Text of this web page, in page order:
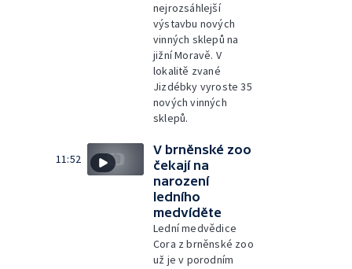
nejrozsáhlejší
výstavbu nových
vinných sklepů na
jižní Moravě. V
lokalitě zvané
Jizdébky vyroste 35
nových vinných
sklepů.
11:52
V brněnské zoo
čekají na
narození
ledního
medvíděte
Lední medvědice
Cora z brněnské zoo
už je v porodním